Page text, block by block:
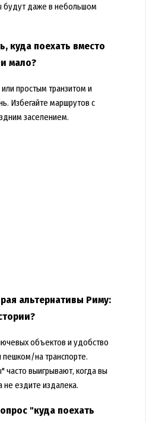
будут даже в небольшом
куда поехать вместо
мало?
простым транзитом и
Избегайте маршрутов с
заселением.
альтернативы Риму:
объектов и удобство
на транспорте.
часто выигрывают, когда вы
ездите издалека.
"куда поехать